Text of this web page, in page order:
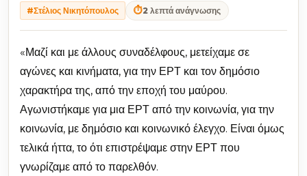
#Στέλιος Νικητόπουλος ⏱2 λεπτά ανάγνωσης
«Μαζί και με άλλους συναδέλφους, μετείχαμε σε
αγώνες και κινήματα, για την ΕΡΤ και τον δημόσιο
χαρακτήρα της, από την εποχή του μαύρου.
Αγωνιστήκαμε για μια ΕΡΤ από την κοινωνία, για την
κοινωνία, με δημόσιο και κοινωνικό έλεγχο. Είναι όμως
τελικά ήττα, το ότι επιστρέψαμε στην ΕΡΤ που
γνωρίζαμε από το παρελθόν.